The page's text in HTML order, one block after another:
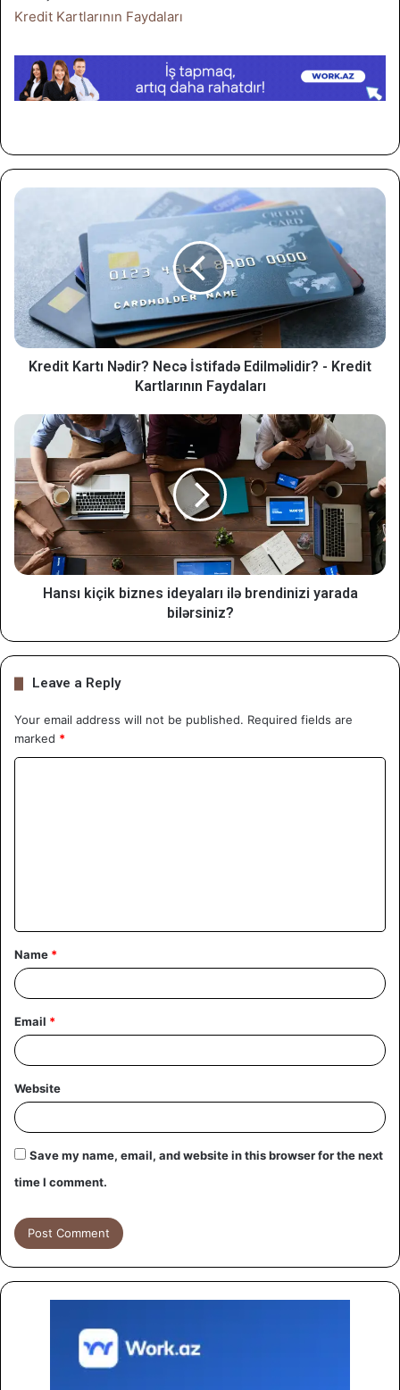
Kredit Kartlarının Faydaları
Kredit Kartı Nədir? Necə İstifadə Edilməlidir? - Kredit
Kartlarının Faydaları
Hansı kiçik biznes ideyaları ilə brendinizi yarada
bilərsiniz?
Leave a Reply
Your email address will not be published. Required fields are
marked *
t
*
Name *
Email *
Website
Save my name, email, and website in this browser for the next
time I comment.